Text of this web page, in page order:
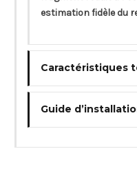
estimation fidèle du
Caractéristiques
Guide